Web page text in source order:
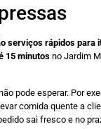
serviços rápidos para
15 minutos no Jardim
pode esperar. Por
comida quente a
sai fresco e no